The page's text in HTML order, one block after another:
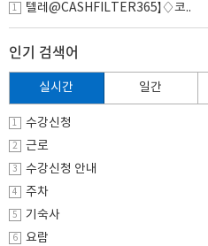
1 텔레@CASHFILTER365】♢코..
인기 검색어
실시간 일간
1 수강신청
2 근로
3 수강신청 안내
4 주차
5 기숙사
6 요람